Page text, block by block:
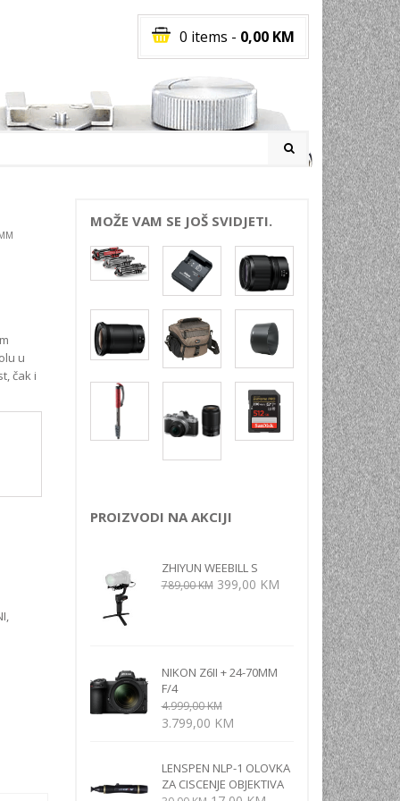
0 items - 0,00 KM
u
čak i
,
MOŽE VAM SE JOŠ SVIDJETI.
PROIZVODI NA AKCIJI
ZHIYUN WEEBILL S
789,00KM Izvorna
399,00 KMTrenutna
399,00 KM.
NIKON Z6II + 24-70MM
F/4
4.999,00KM
Izvorna
je:
4.999,00 KM.
3.799,00 KMTrenutna
3.799,00 KM.
LENSPEN NLP-1 OLOVKA
ZA CISCENJE OBJEKTIVA